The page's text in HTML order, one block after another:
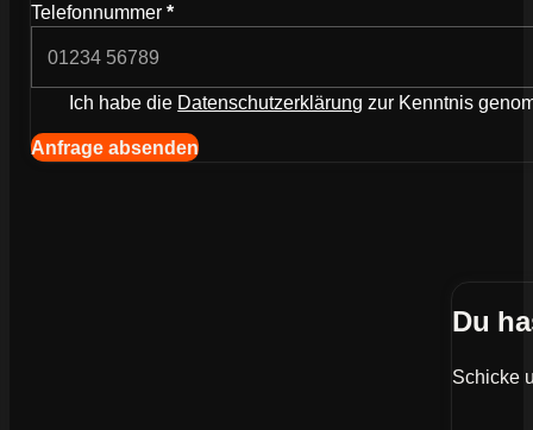
Telefonnummer *
Ich habe die Datenschutzerklärung zur Kenntnis
Navigation (Kopie) (Kopieren) (Kopieren)
Anfrage absenden
Du
Schicke